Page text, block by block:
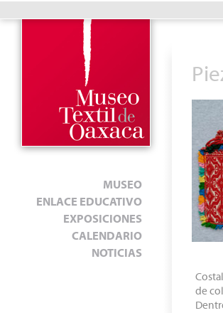
MUSEO
ENLACE EDUCATIVO
EXPOSICIONES
CALENDARIO
NOTICIAS
de